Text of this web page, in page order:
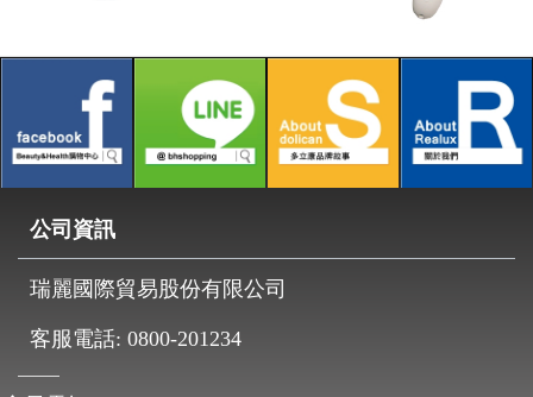
公司資訊
瑞麗國際貿易股份有限公司
客服電話: 0800-201234